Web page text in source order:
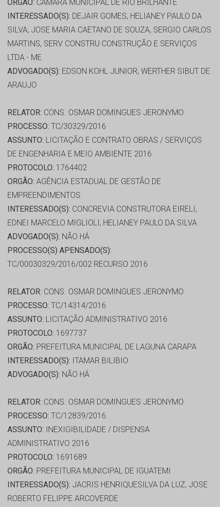
ORGÃO: CÂMARA MUNICIPAL DE RIO BRILHANTE
INTERESSADO(S): DEJAIR GOMES, HELIANEY PAULO DA
SILVA, JOSE MARIA CAETANO DE SOUZA, SERGIO CARLOS
MARTINS, SERV CONSTRU CONSTRUÇÃO E SERVIÇOS
LTDA - ME
ADVOGADO(S): EDSON KOHL JUNIOR, WERTHER SIBUT DE
ARAUJO
RELATOR: CONS. OSMAR DOMINGUES JERONYMO
PROCESSO: TC/30329/2016
ASSUNTO: LICITAÇÃO E CONTRATO OBRAS / SERVIÇOS
DE ENGENHARIA E MEIO AMBIENTE 2016
PROTOCOLO: 1764402
ORGÃO: AGÊNCIA ESTADUAL DE GESTÃO DE
EMPREENDIMENTOS
INTERESSADO(S): CONCREVIA CONSTRUTORA EIRELI,
EDNEI MARCELO MIGLIOLI, HELIANEY PAULO DA SILVA
ADVOGADO(S): NÃO HÁ
PROCESSO(S) APENSADO(S):
TC/00030329/2016/002 RECURSO 2016
RELATOR: CONS. OSMAR DOMINGUES JERONYMO
PROCESSO: TC/14314/2016
ASSUNTO: LICITAÇÃO ADMINISTRATIVO 2016
PROTOCOLO: 1697737
ORGÃO: PREFEITURA MUNICIPAL DE LAGUNA CARAPA
INTERESSADO(S): ITAMAR BILIBIO
ADVOGADO(S): NÃO HÁ
RELATOR: CONS. OSMAR DOMINGUES JERONYMO
PROCESSO: TC/12839/2016
ASSUNTO: INEXIGIBILIDADE / DISPENSA
ADMINISTRATIVO 2016
PROTOCOLO: 1691689
ORGÃO: PREFEITURA MUNICIPAL DE IGUATEMI
INTERESSADO(S): JACRIS HENRIQUESILVA DA LUZ, JOSE
ROBERTO FELIPPE ARCOVERDE